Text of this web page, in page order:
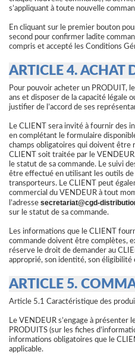
s’appliquant à toute nouvelle
En cliquant sur le premier bouton
second pour confirmer ladite
compris et accepté les Conditions
ARTICLE 4. ACHAT
Pour pouvoir acheter un PRODUIT,
ans et disposer de la capacité légale
justifier de l’accord de ses
Le CLIENT sera invité à fournir des
en complétant le formulaire
champs obligatoires qui doivent être
CLIENT soit traitée par le
le statut de sa commande. Le suivi
être effectué en utilisant les outils de
transporteurs. Le CLIENT peut
commercial du VENDEUR à tout
l’adresse secretariat@cgd-
sur le statut de sa commande.
Les informations que le CLIENT
commande doivent être complètes,
réserve le droit de demander au
approprié, son identité, son
ARTICLE 5.
Article 5.1 Caractéristique des
Le VENDEUR s’engage à présenter
PRODUITS (sur les fiches
informations obligatoires que le
applicable.